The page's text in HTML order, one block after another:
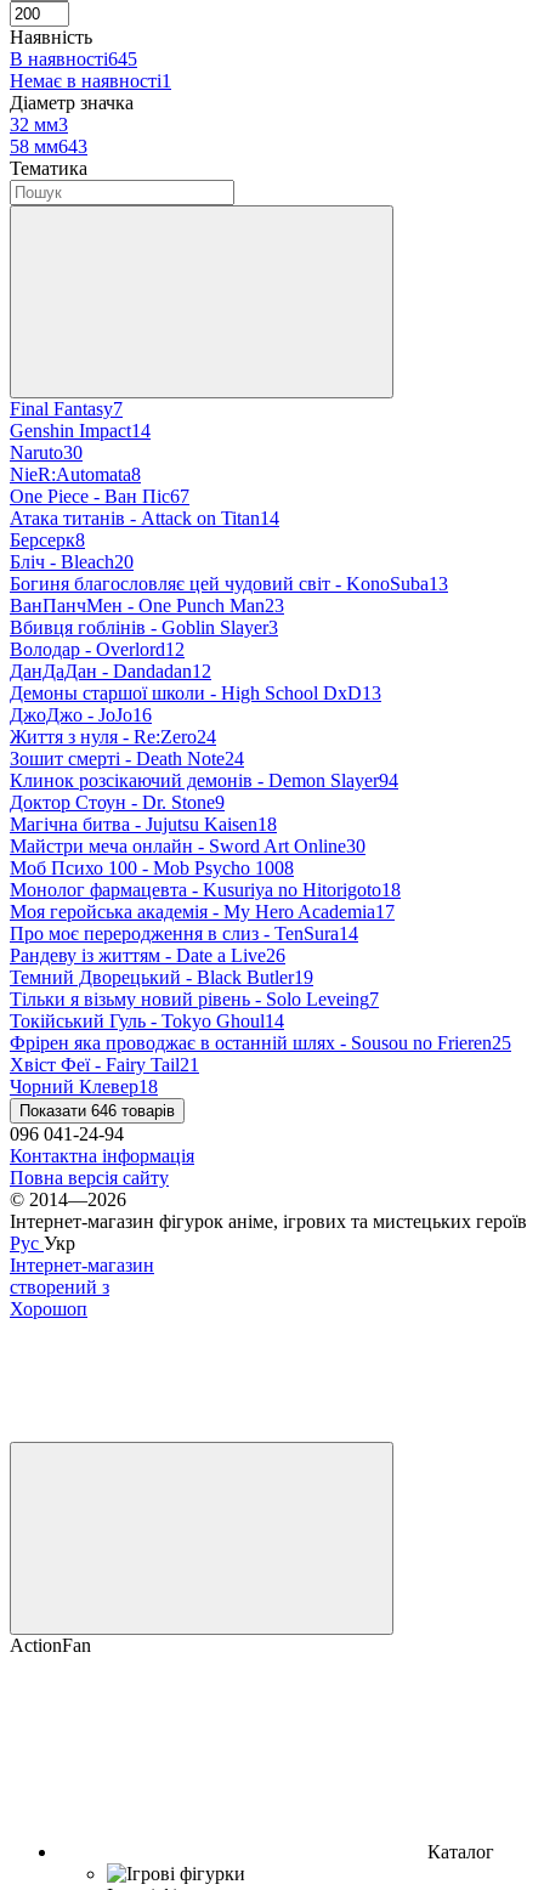
Наявність
В наявності645
Немає в наявності1
Діаметр значка
32 мм3
58 мм643
Тематика
Final Fantasy7
Genshin Impact14
Naruto30
NieR:Automata8
One Piece - Ван Піс67
Атака титанів - Attack on Titan14
Берсерк8
Бліч - Bleach20
Богиня благословляє цей чудовий світ - KonoSuba13
ВанПанчМен - One Punch Man23
Вбивця гоблінів - Goblin Slayer3
Володар - Overlord12
ДанДаДан - Dandadan12
Демоны старшої школи - High School DxD13
ДжоДжо - JoJo16
Життя з нуля - Re:Zero24
Зошит смерті - Death Note24
Клинок розсікаючий демонів - Demon Slayer94
Доктор Стоун - Dr. Stone9
Магічна битва - Jujutsu Kaisen18
Майстри меча онлайн - Sword Art Online30
Моб Психо 100 - Mob Psycho 1008
Монолог фармацевта - Kusuriya no Hitorigoto18
Моя геройська академія - My Hero Academia17
Про моє переродження в слиз - TenSura14
Рандеву із життям - Date a Live26
Темний Дворецький - Black Butler19
Тільки я візьму новий рівень - Solo Leveing7
Токійський Гуль - Tokyo Ghoul14
Фрірен яка проводжає в останній шлях - Sousou no Frieren25
Хвіст Феї - Fairy Tail21
Чорний Клевер18
Показати 646 товарів
096 041-24-94
Контактна інформація
Повна версія сайту
© 2014—2026
Інтернет-магазин фігурок аніме, ігрових та мистецьких героїв
Рус Укр
Інтернет-магазин
створений з
Хорошоп
ActionFan
Каталог